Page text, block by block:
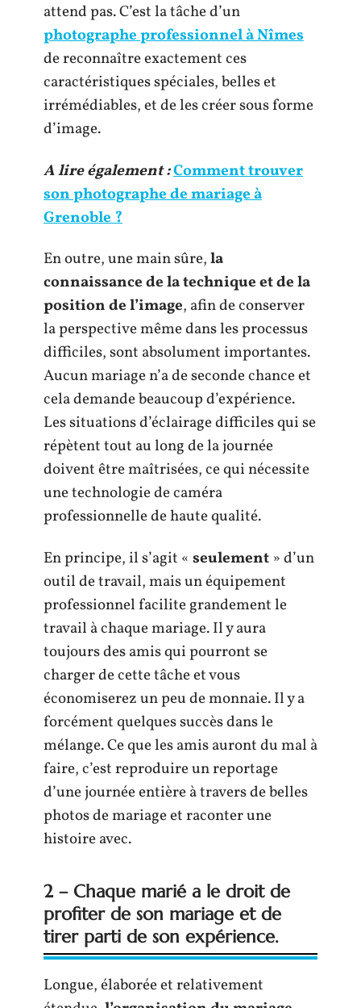
attend pas. C’est la tâche d’un
photographe professionnel à Nîmes
de reconnaître exactement ces
caractéristiques spéciales, belles et
irrémédiables, et de les créer sous forme
d’image.
A lire également :Comment trouver
son photographe de mariage à
Grenoble ?
En outre, une main sûre,la
connaissance de la technique et de la
position de l’image, afin de conserver
la perspective même dans les processus
difficiles, sont absolument importantes.
Aucun mariage n’a de seconde chance et
cela demande beaucoup d’expérience.
Les situations d’éclairage difficiles qui se
répètent tout au long de la journée
doivent être maîtrisées, ce qui nécessite
une technologie de caméra
professionnelle de haute qualité.
En principe, il s’agit « seulement » d’un
outil de travail, mais un équipement
professionnel facilite grandement le
travail à chaque mariage. Il y aura
toujours des amis qui pourront se
charger de cette tâche et vous
économiserez un peu de monnaie. Il y a
forcément quelques succès dans le
mélange. Ce que les amis auront du mal à
faire, c’est reproduire un reportage
d’une journée entière à travers de belles
photos de mariage et raconter une
histoire avec.
2 – Chaque marié a le droit de
profiter de son mariage et de
tirer parti de son expérience.
Longue, élaborée et relativement